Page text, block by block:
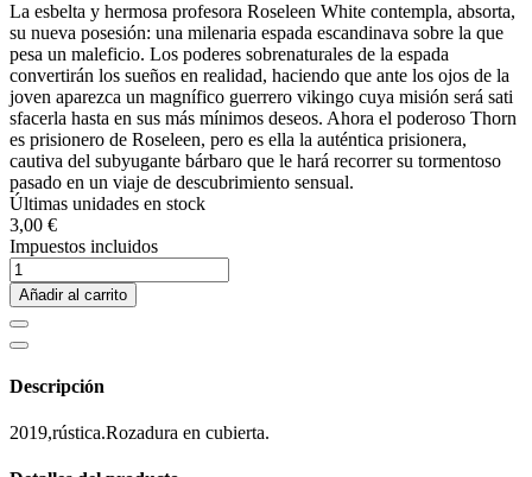
La esbelta y hermosa profesora Roseleen White contempla, absorta,
su nueva posesión: una milenaria espada escandinava sobre la que
pesa un maleficio. Los poderes sobrenaturales de la espada
convertirán los sueños en realidad, haciendo que ante los ojos de la
joven aparezca un magnífico guerrero vikingo cuya misión será sati
sfacerla hasta en sus más mínimos deseos. Ahora el poderoso Thorn
es prisionero de Roseleen, pero es ella la auténtica prisionera,
cautiva del subyugante bárbaro que le hará recorrer su tormentoso
pasado en un viaje de descubrimiento sensual.
Últimas unidades en stock
3,00 €
Impuestos incluidos
Añadir al carrito
Descripción
2019,rústica.Rozadura en cubierta.